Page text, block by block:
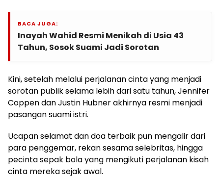
BACA JUGA:
Inayah Wahid Resmi Menikah di Usia 43
Tahun, Sosok Suami Jadi Sorotan
Kini, setelah melalui perjalanan cinta yang menjadi
sorotan publik selama lebih dari satu tahun, Jennifer
Coppen dan Justin Hubner akhirnya resmi menjadi
pasangan suami istri.
Ucapan selamat dan doa terbaik pun mengalir dari
para penggemar, rekan sesama selebritas, hingga
pecinta sepak bola yang mengikuti perjalanan kisah
cinta mereka sejak awal.